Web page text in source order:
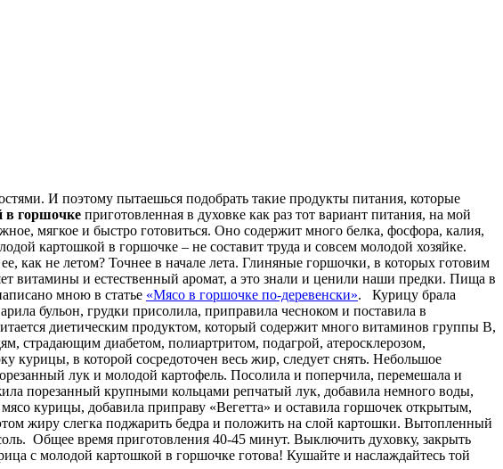
И поэтому пытаешься подобрать такие продукты питания, которые
в горшочке приготовленная в духовке как раз тот вариант питания, на мой
мягкое и быстро готовиться. Оно содержит много белка, фосфора, калия,
картошкой в горшочке – не составит труда и совсем молодой хозяйке.
как не летом? Точнее в начале лета. Глиняные горшочки, в которых готовим
витамины и естественный аромат, а это знали и ценили наши предки. Пища в
мною в статье «Мясо в горшочке по-деревенски». Курицу брала
бульон, грудки присолила, приправила чесноком и поставила в
диетическим продуктом, который содержит много витаминов группы В,
страдающим диабетом, полиартритом, подагрой, атеросклерозом,
курицы, в которой сосредоточен весь жир, следует снять. Небольшое
лук и молодой картофель. Посолила и поперчила, перемешала и
порезанный крупными кольцами репчатый лук, добавила немного воды,
курицы, добавила приправу «Вегетта» и оставила горшочек открытым,
жиру слегка поджарить бедра и положить на слой картошки. Вытопленный
Общее время приготовления 40-45 минут. Выключить духовку, закрыть
с молодой картошкой в горшочке готова! Кушайте и наслаждайтесь той